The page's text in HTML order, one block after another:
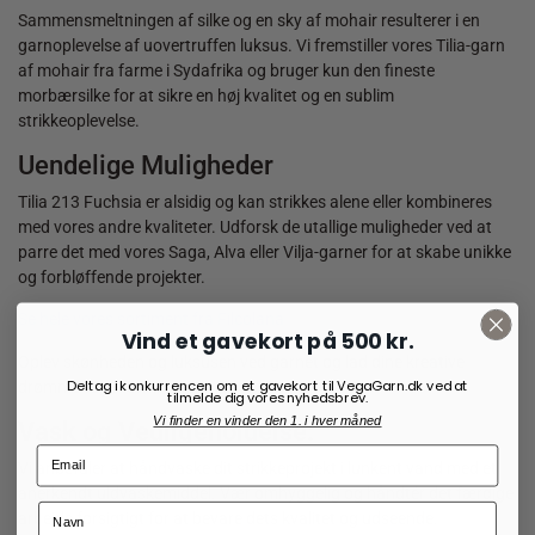
Sammensmeltningen af silke og en sky af mohair resulterer i en
garnoplevelse af uovertruffen luksus. Vi fremstiller vores Tilia-garn
af mohair fra farme i Sydafrika og bruger kun den fineste
morbærsilke for at sikre en høj kvalitet og en sublim
strikkeoplevelse.
Uendelige Muligheder
Tilia 213 Fuchsia er alsidig og kan strikkes alene eller kombineres
med vores andre kvaliteter. Udforsk de utallige muligheder ved at
parre det med vores Saga, Alva eller Vilja-garner for at skabe unikke
og forbløffende projekter.
drømme tage form.
Vask og Vedligeholdelse:
Vi anbefaler at håndvaske dit strikkeprojekt i lunkent vand med et
anerkendt uldvaskemiddel. Vær omhyggelig og håndtér det færdige
arbejde forsigtigt for at bevare dets kvalitet og udseende.
Vind et gavekort på 500 kr.
Deltag i konkurrencen om et gavekort til VegaGarn.dk ved at
tilmelde dig vores nyhedsbrev.
Vi finder en vinder den 1. i hver måned